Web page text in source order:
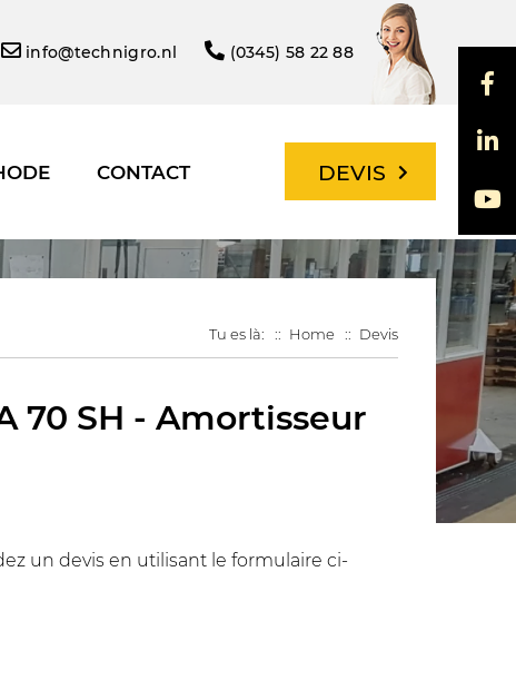
info@technigro.nl (0345) 58 22 88
CONTACT DEVIS
Tu es là: Home Devis
70 SH - Amortisseur
un devis en utilisant le formulaire ci-